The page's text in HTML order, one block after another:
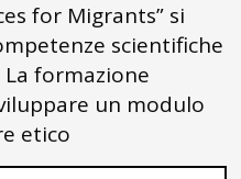
for Migrants” si
scientifiche
formazione
un modulo
etico